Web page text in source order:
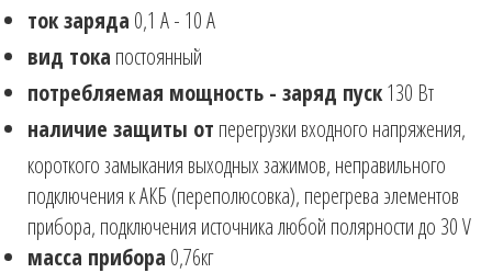
ток заряда 0,1 А - 10 А
вид тока постоянный
потребляемая мощность - заряд пуск130 Вт
наличие защиты от перегрузки входного напряжения,
короткого замыкания выходных зажимов, неправильного
подключения к АКБ (переполюсовка), перегрева элементов
прибора, подключения источника любой полярности до 30 V
масса прибора 0,76кг